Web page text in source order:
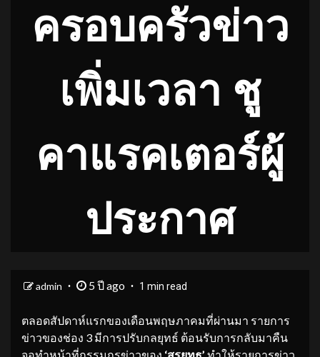
ครอบครัวข่าว
เพิ่มเวลา ชู
คาแรคเตอร์ผู้
ประกาศ
admin 5 ปี ago 1 min read
ตลอดสัปดาห์แรกของเดือนพฤษภาคมที่ผ่านมา รายการ
ข่าวของช่อง 3 มีการปรับกลยุทธ์ ต้อนรับการกลับมาคืน
จอทำหน้าที่กรรมกรข่าวของ ‘สรยุทธ’ ทำให้รายการข่าว